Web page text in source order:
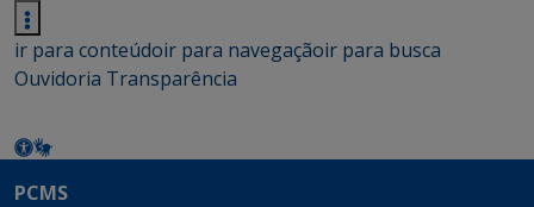
ir para conteúdoir para navegaçãoir para busca
Ouvidoria Transparência
PCMS